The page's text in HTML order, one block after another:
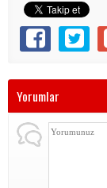
Yorumlar